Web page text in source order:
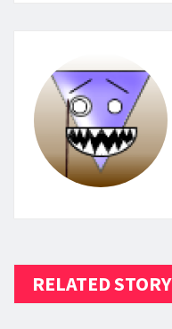
RELATED STORY